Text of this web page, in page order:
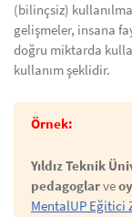
(bilinçsiz)
gelişmeler, insana
doğru miktarda
kullanım şeklidir.
Örnek:
Yıldız Teknik
pedagoglarve
MentalUP Eğitici